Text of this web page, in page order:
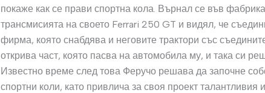
покаже как се прави спортна кола. Върнал се във
трансмисията на своето Ferrari 250 GT и видял, че
фирма, която снабдява и неговите трактори със
открива част, която пасва на автомобила му, и така си
Известно време след това Феручо решава да започне
спортни коли, като привлича за своя проект